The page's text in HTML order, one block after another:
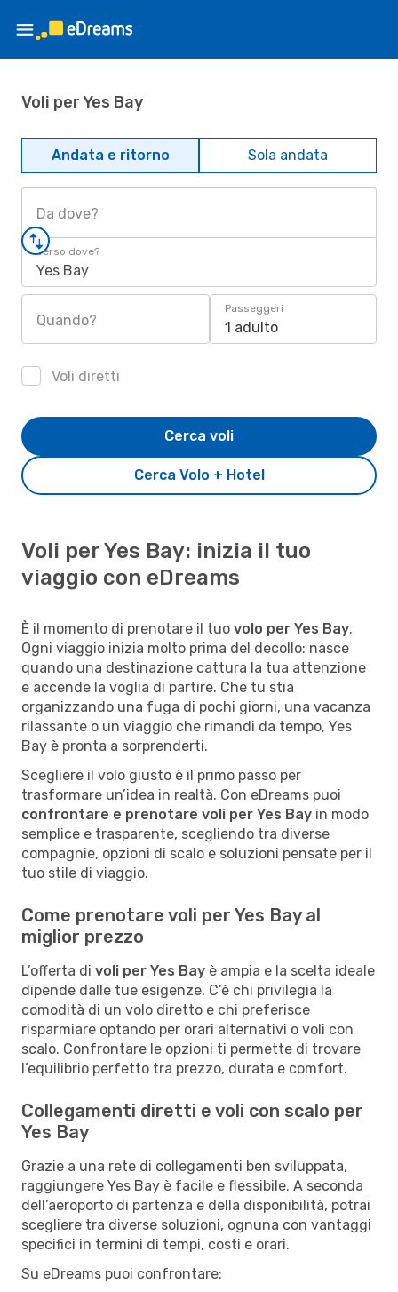
Voli per Yes Bay
Andata e ritorno Sola andata
Da dove?
Verso dove?
Yes Bay
Quando?
Passeggeri
1 adulto
Voli diretti
Cerca Volo + Hotel
Cerca voli
Voli per Yes Bay: inizia il tuo
viaggio con eDreams
È il momento di prenotare il tuo volo per Yes Bay.
Ogni viaggio inizia molto prima del decollo: nasce
quando una destinazione cattura la tua attenzione
e accende la voglia di partire. Che tu stia
organizzando una fuga di pochi giorni, una vacanza
rilassante o un viaggio che rimandi da tempo, Yes
Bay è pronta a sorprenderti.
Scegliere il volo giusto è il primo passo per
trasformare un’idea in realtà. Con eDreams puoi
confrontare e prenotare voli per Yes Bay in modo
semplice e trasparente, scegliendo tra diverse
compagnie, opzioni di scalo e soluzioni pensate per il
tuo stile di viaggio.
Come prenotare voli per Yes Bay al
miglior prezzo
L’offerta di voli per Yes Bay è ampia e la scelta ideale
dipende dalle tue esigenze. C’è chi privilegia la
comodità di un volo diretto e chi preferisce
risparmiare optando per orari alternativi o voli con
scalo. Confrontare le opzioni ti permette di trovare
l’equilibrio perfetto tra prezzo, durata e comfort.
Collegamenti diretti e voli con scalo per
Yes Bay
Grazie a una rete di collegamenti ben sviluppata,
raggiungere Yes Bay è facile e flessibile. A seconda
dell’aeroporto di partenza e della disponibilità, potrai
scegliere tra diverse soluzioni, ognuna con vantaggi
specifici in termini di tempi, costi e orari.
Su eDreams puoi confrontare: